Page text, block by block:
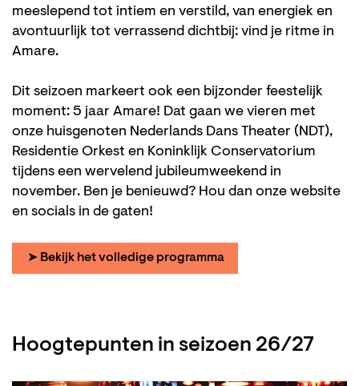
meeslepend tot intiem en verstild, van energiek en
avontuurlijk tot verrassend dichtbij: vind je ritme in
Amare.
Dit seizoen markeert ook een bijzonder feestelijk
moment: 5 jaar Amare! Dat gaan we vieren met
onze huisgenoten Nederlands Dans Theater (NDT),
Residentie Orkest en Koninklijk Conservatorium
tijdens een wervelend jubileumweekend in
november. Ben je benieuwd? Hou dan onze website
en socials in de gaten!
➤ Bekijk het volledige programma
Hoogtepunten in seizoen 26/27